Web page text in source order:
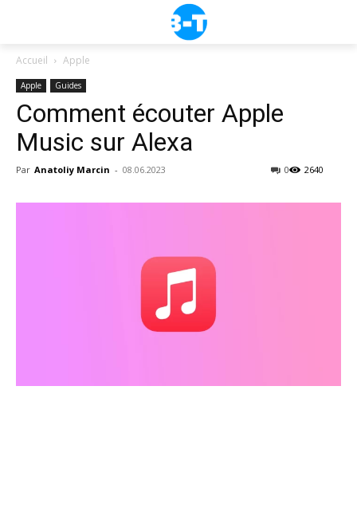
Accueil Apple
Apple Guides
Comment écouter Apple
Music sur Alexa
Par Anatoliy Marcin - 08.06.2023 2640
0